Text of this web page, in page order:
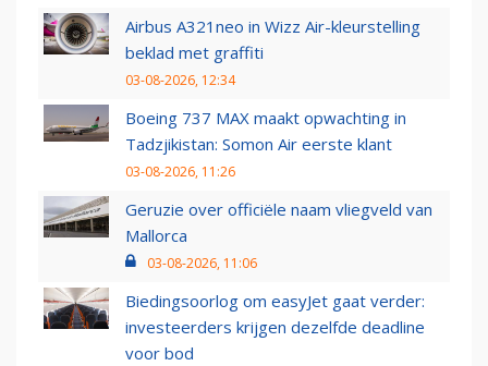
Airbus A321neo in Wizz Air-kleurstelling
beklad met graffiti
03-08-2026, 12:34
Boeing 737 MAX maakt opwachting in
Tadzjikistan: Somon Air eerste klant
03-08-2026, 11:26
Geruzie over officiële naam vliegveld van
Mallorca
03-08-2026, 11:06
Biedingsoorlog om easyJet gaat verder:
investeerders krijgen dezelfde deadline
voor bod